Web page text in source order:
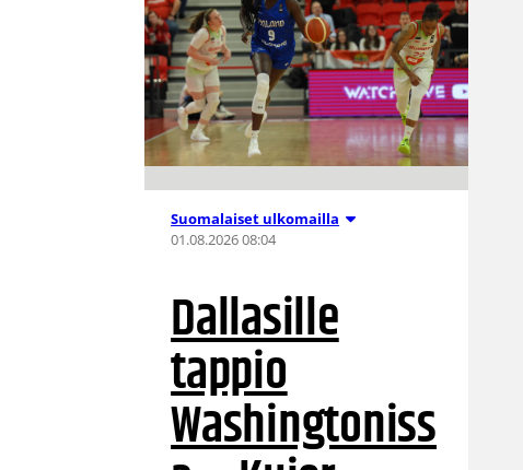
Suomalaiset ulkomailla
01.08.2026 08:04
Dallasille
tappio
Washingtoniss